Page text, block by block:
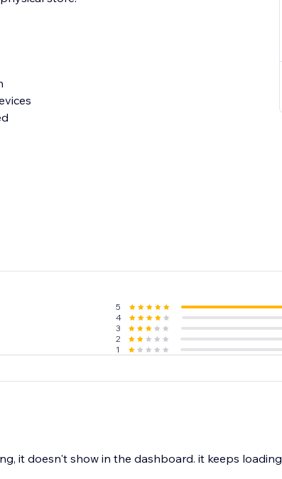
questions you may have.
customers experience your products.
5
4
3
2
1
it doesn't show in the dashboard. it keeps loading